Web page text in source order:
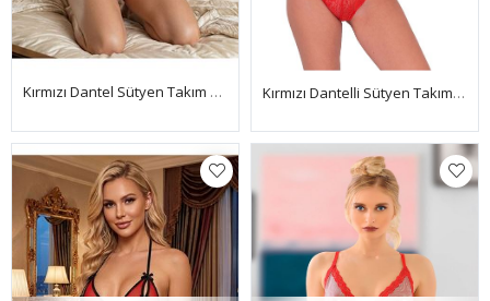
Kırmızı Dantel Sütyen Takım 2' Li - 6526 Kırmızı Dantelli Sütyen Takım 2' Li - 862